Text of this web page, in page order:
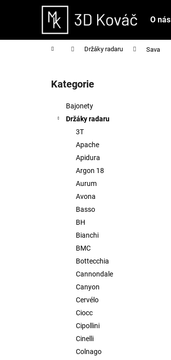
O nás
Domů Držáky radaru Sava
Přeskočit
kategorie
Kategorie
Bajonety
Držáky radaru
3T
Apache
Apidura
Argon 18
Aurum
Avona
Basso
BH
Bianchi
BMC
Bottecchia
Cannondale
Canyon
Cervélo
Ciocc
Cipollini
Cinelli
Colnago
Zpět
do
Zpět
do
PINARELLO DOGMA F 2022
500 Kč